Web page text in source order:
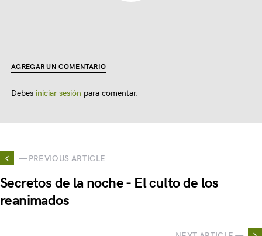
AGREGAR UN COMENTARIO
Debes iniciar sesión para comentar.
— PREVIOUS ARTICLE
Secretos de la noche - El culto de los
reanimados